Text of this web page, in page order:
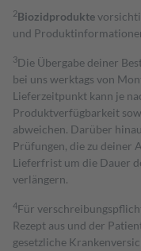
2Biozidprodukte
und
3Die Übergabe deiner
bei uns werktags von
Lieferzeitpunkt kann je
Produktverfügbarkeit
abweichen. Darüber
Prüfungen, die zu deiner
Lieferfrist um die Dauer
verlängern.
4Für
Rezept aus und der
gesetzliche